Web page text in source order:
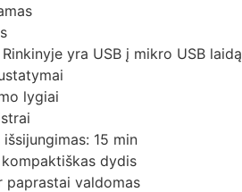
yra USB į mikro USB laidą
lygiai
15 min
dydis
paprastai valdomas